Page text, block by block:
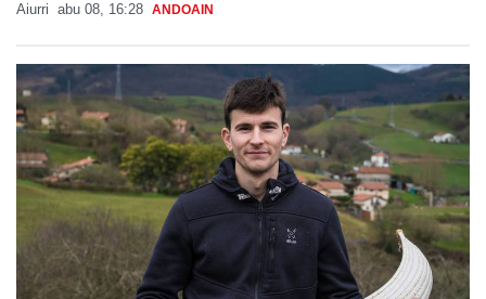
Aiurri abu 08, 16:28 ANDOAIN